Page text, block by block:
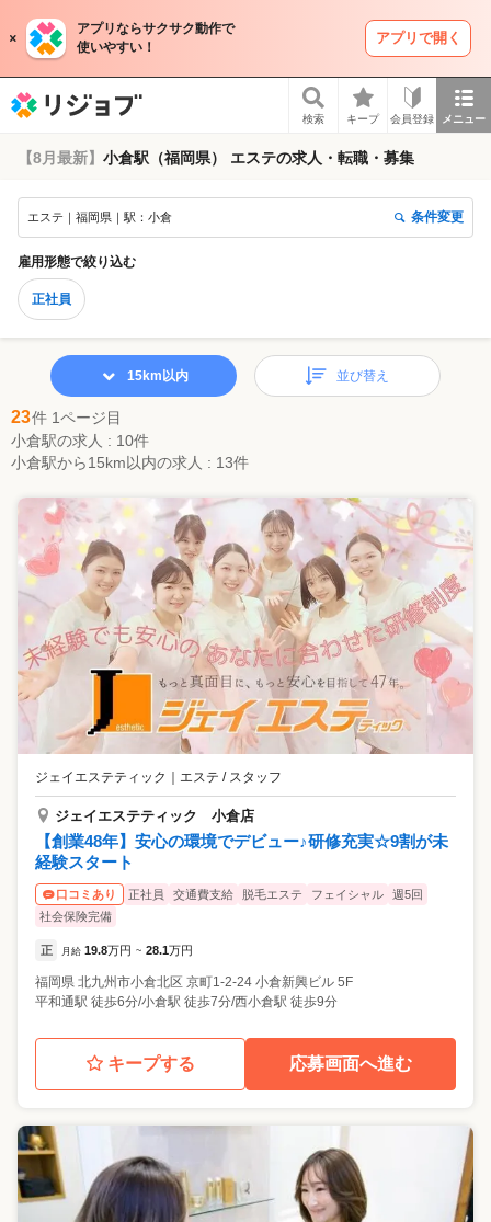
アプリならサクサク動作で
使いやすい！
アプリで開く
検索 キープ 会員登録 メニュー
【8月最新】 小倉駅（福岡県） エステの求人・転職・募集
エステ｜福岡県｜駅：小倉 条件変更
雇用形態で絞り込む
正社員
23件 1ページ目
小倉駅の求人 : 10件
小倉駅から15km以内の求人 : 13件
15km以内 並び替え
ジェイエステティック エステ / スタッフ
ジェイエステティック 小倉店
【創業48年】安心の環境でデビュー♪研修充実☆9割が未
経験スタート
口コミあり 正社員 交通費支給 脱毛エステ フェイシャル
週5回
社会保険完備
正 月給 19.8万円 ~ 28.1万円
福岡県 北九州市小倉北区 京町1-2-24 小倉新興ビル 5F
平和通駅 徒歩6分/小倉駅 徒歩7分/西小倉駅 徒歩9分
キープする 応募画面へ進む